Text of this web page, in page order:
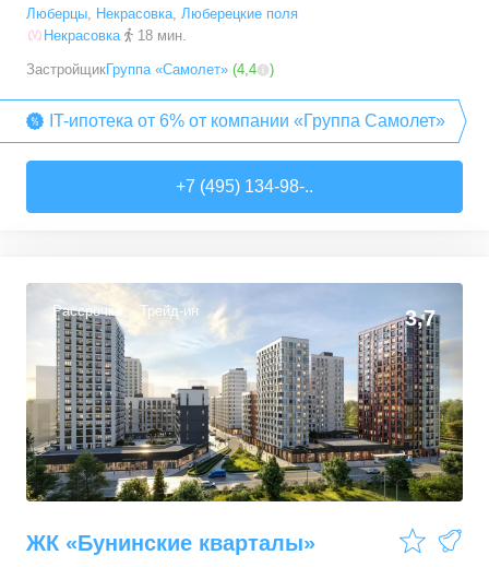
Люберцы, Некрасовка, Люберецкие поля
Некрасовка
18 мин.
ЗастройщикГруппа «Самолет» (4,4 )
IT-ипотека от 6% от компании «Группа Самолет»
+7 (495) 134-98-..
Рассрочка Трейд-ин 3,7
ЖК «Бунинские кварталы»